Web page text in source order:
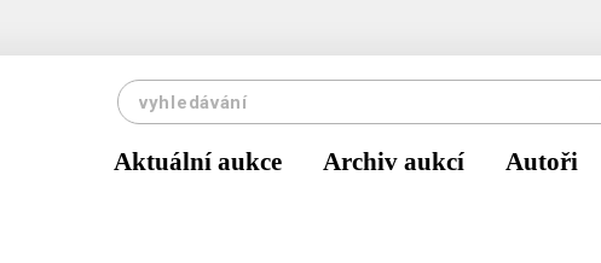
Aktuální aukce Archiv aukcí Autoři